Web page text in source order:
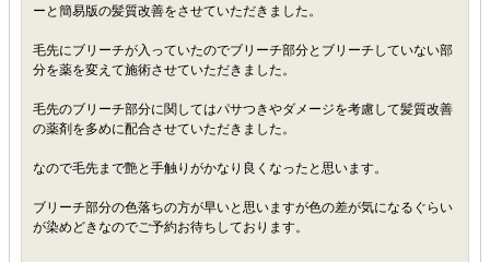
ーと簡易版の髪質改善をさせていただきました。
毛先にブリーチが入っていたのでブリーチ部分とブリーチしていない部
分を薬を変えて施術させていただきました。
毛先のブリーチ部分に関してはパサつきやダメージを考慮して髪質改善
の薬剤を多めに配合させていただきました。
なので毛先まで艶と手触りがかなり良くなったと思います。
ブリーチ部分の色落ちの方が早いと思いますが色の差が気になるぐらい
が染めどきなのでご予約お待ちしております。